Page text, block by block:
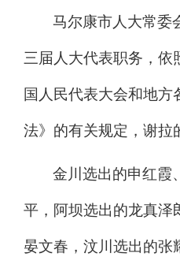
马尔康市人大常委
三届人大代表职务， 依
国人民代表大会和地方
法》 的有关规定， 谢拉
金川选出的申红霞
平，阿坝选出的龙真泽
晏文春，汶川选出的张